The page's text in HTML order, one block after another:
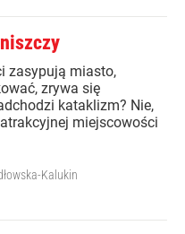
zasypują miasto,
zrywa się
kataklizm? Nie,
miejscowości
Kalukin